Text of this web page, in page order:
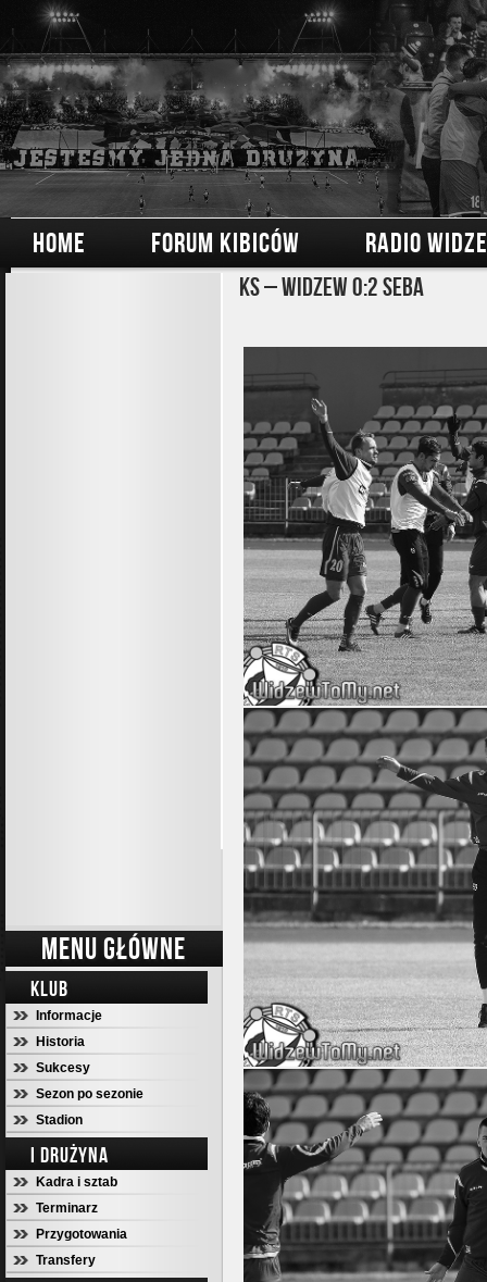
HOME FORUM KIBICÓW RADIO
MENU GŁÓWNE
KLUB
Informacje
Historia
Sukcesy
Sezon po sezonie
Stadion
I DRUŻYNA
Kadra i sztab
Terminarz
Przygotowania
Transfery
KS – Widzew 0:2 Seba